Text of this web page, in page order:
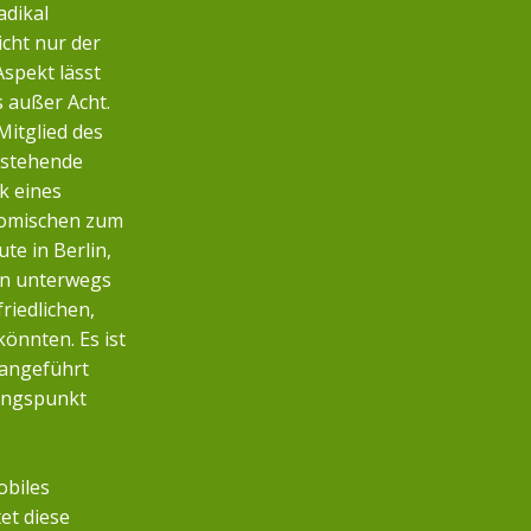
nur der
lässt
außer Acht.
des
eines
zum
in Berlin,
unterwegs
Es ist
diese